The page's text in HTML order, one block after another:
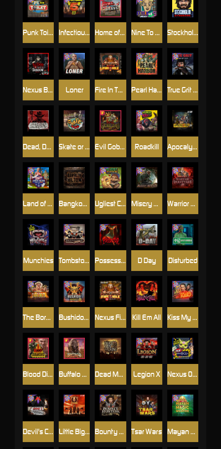
Nexus Blood & Shadow
Kill Em All
Blood Diamond
Dead, Dead, or Deader
Nexus Fire In The Hole xBomb
Dead Men Walking
Tsar Wars
Home of the Brave
Munchies
Skate or Die
Stockholm Syndrome
Apocalypse Super xNudge
Bangkok Hilton
Nexus Outsourced
Loner Fire In The Hole xBomb
Tombstone No Mercy
Roadkill
Kiss My Chainsaw
Nine To Five
Bounty Hunters xNudge®
Land of the Free Warrior Graveyard xNudge
Little Bighorn
Devil's Crossroad
Evil Goblins xBomb
Mayan Magic Wildfire
Punk Toilet
Possessed
Legion X
Disturbed
Buffalo Hunter
Pearl Harbor
Infectious 5 xWays
Misery Mining
True Grit Redemption
Bushido Way xNudge
D Day
The Border
Ugliest Catch